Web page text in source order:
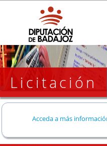
Licitación
Acceda a más